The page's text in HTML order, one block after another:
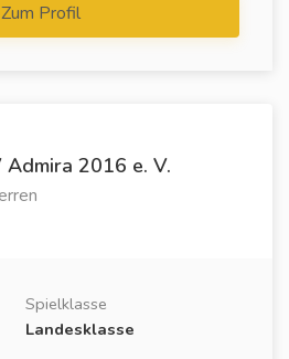
Zum Profil
Admira 2016 e. V.
Spielklasse
Landesklasse